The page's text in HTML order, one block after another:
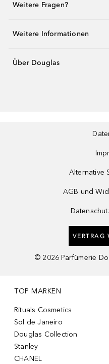
Weitere Fragen?
Weitere Informationen
Über Douglas
Alternative
AGB und
VERTRAG
© 2026 Parfümerie
TOP MARKEN
Rituals Cosmetics
Sol de Janeiro
Douglas Collection
Stanley
CHANEL